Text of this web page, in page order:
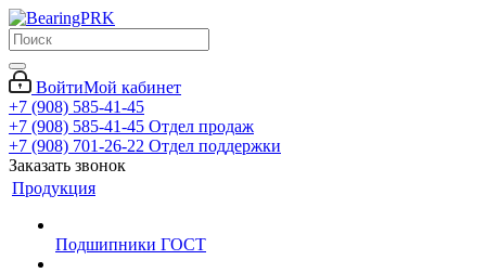
ВойтиМой кабинет
+7 (908) 585-41-45
+7 (908) 585-41-45 Отдел продаж
+7 (908) 701-26-22 Отдел поддержки
Заказать звонок
Продукция
Подшипники ГОСТ